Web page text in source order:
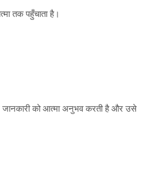
तक पहुँचाता है।
जानकारी को आत्मा अनुभव करती है और उसे